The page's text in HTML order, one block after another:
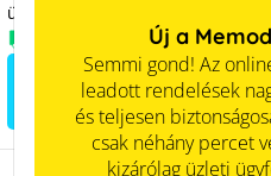
Új a
Semmi gond! Az
leadott rendelések
és teljesen
csak néhány percet
kizárólag üzleti
ügyfelek számára.
Available from stock
Regisztráljon